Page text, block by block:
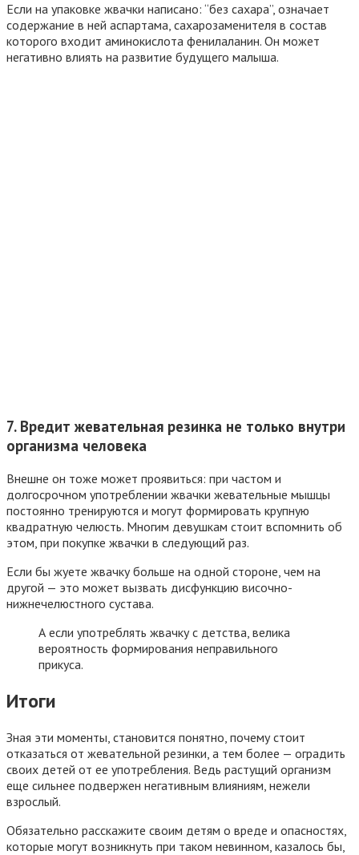
Если на упаковке жвачки написано: “без сахара”, означает
содержание в ней аспартама, сахарозаменителя в состав
которого входит аминокислота фенилаланин. Он может
негативно влиять на развитие будущего малыша.
7. Вредит жевательная резинка не только внутри
организма человека
Внешне он тоже может проявиться: при частом и
долгосрочном употреблении жвачки жевательные мышцы
постоянно тренируются и могут формировать крупную
квадратную челюсть. Многим девушкам стоит вспомнить об
этом, при покупке жвачки в следующий раз.
Если бы жуете жвачку больше на одной стороне, чем на
другой — это может вызвать дисфункцию височно-
нижнечелюстного сустава.
А если употреблять жвачку с детства, велика
вероятность формирования неправильного
прикуса.
Итоги
Зная эти моменты, становится понятно, почему стоит
отказаться от жевательной резинки, а тем более — оградить
своих детей от ее употребления. Ведь растущий организм
еще сильнее подвержен негативным влияниям, нежели
взрослый.
Обязательно расскажите своим детям о вреде и опасностях,
которые могут возникнуть при таком невинном, казалось бы,